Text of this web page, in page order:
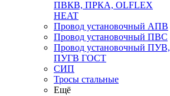
ПВКВ, ПРКА, OLFLEX
HEAT
Провод установочный АПВ
Провод установочный ПВС
Провод установочный ПУВ,
ПУГВ ГОСТ
СИП
Тросы стальные
Ещё